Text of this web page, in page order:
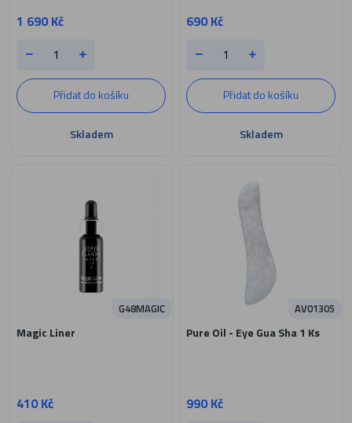
1 690 Kč
Přidat do košíku
Skladem
690 Kč
Přidat do košíku
Skladem
Magic Liner
410 Kč
G48MAGIC
Pure Oil - Eye Gua Sha 1 Ks
990 Kč
AV01305